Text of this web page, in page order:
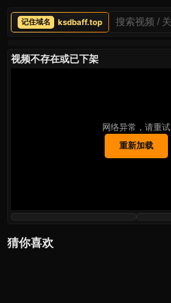
ksdbaff.top
视频不存在或已下架
网络异常，请重试
重新加载
猜你喜欢